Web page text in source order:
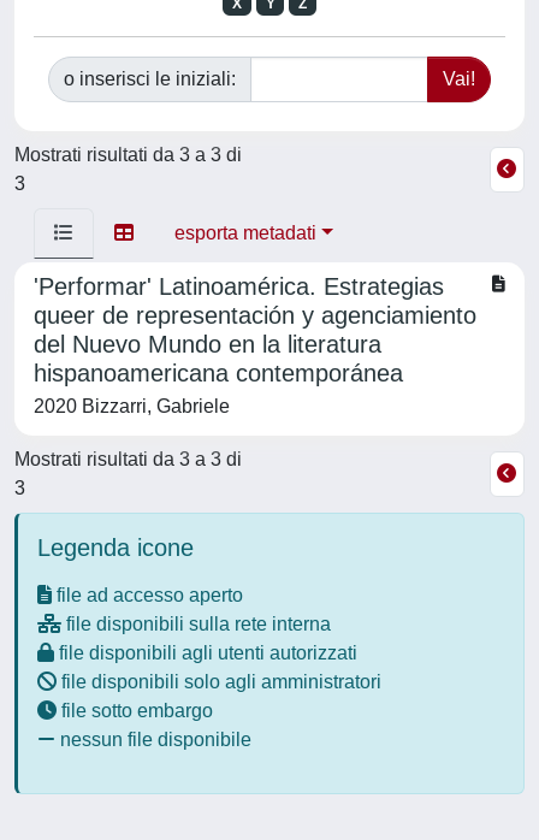
X
Y Z
o inserisci le iniziali:
Mostrati risultati da 3 a 3 di
3
esporta metadati
'Performar' Latinoamérica. Estrategias
queer de representación y agenciamiento
del Nuevo Mundo en la literatura
hispanoamericana contemporánea
2020 Bizzarri, Gabriele
Mostrati risultati da 3 a 3 di
3
Legenda icone
file ad accesso aperto
file disponibili sulla rete interna
file disponibili agli utenti autorizzati
file disponibili solo agli amministratori
file sotto embargo
nessun file disponibile